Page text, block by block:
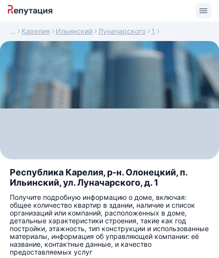
Карелия Ильинский Луначарского 1
Республика Карелия, р-н. Олонецкий, п.
Ильинский, ул. Луначарского, д. 1
Получите подробную информацию о доме, включая:
общее количество квартир в здании, наличие и список
организаций или компаний, расположенных в доме,
детальные характеристики строения, такие как год
постройки, этажность, тип конструкции и использованные
материалы, информация об управляющей компании: её
название, контактные данные, и качество
предоставляемых услуг